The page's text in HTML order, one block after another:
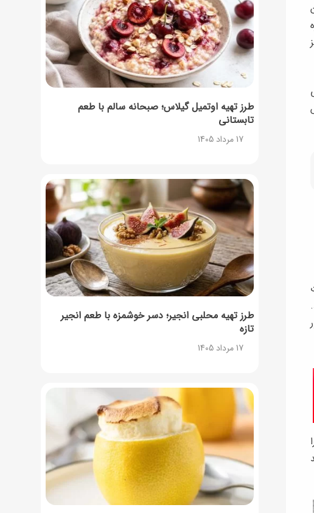
طرز تهیه اوتمیل گیلاس؛ صبحانه سالم با طعم
تابستانی
17 مرداد 1405
طرز تهیه محلبی انجیر؛ دسر خوشمزه با طعم انجیر
تازه
17 مرداد 1405